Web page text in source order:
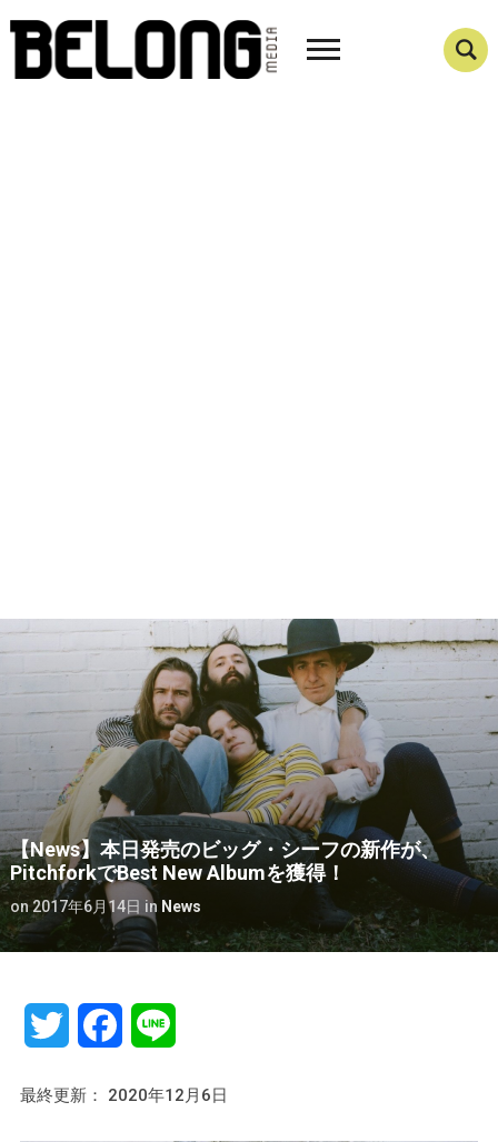
【News】本日発売のビッグ・シーフの新作が、
PitchforkでBest New Albumを獲得！
on 2017年6月14日 in News
Twitter Facebook
最終更新： 2020年12月6日